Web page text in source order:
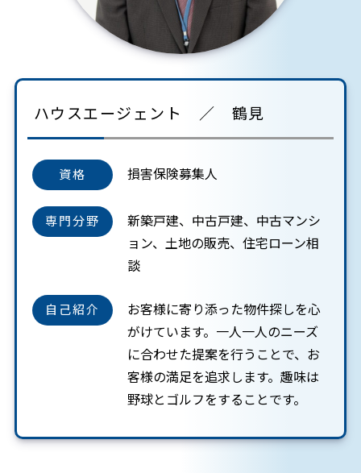
ハウスエージェント ／ 鶴見
資格 損害保険募集人
専門分野
新築戸建、中古戸建、中古マンシ
ョン、土地の販売、住宅ローン相
談
自己紹介
お客様に寄り添った物件探しを心
がけています。一人一人のニーズ
に合わせた提案を行うことで、お
客様の満足を追求します。趣味は
野球とゴルフをすることです。